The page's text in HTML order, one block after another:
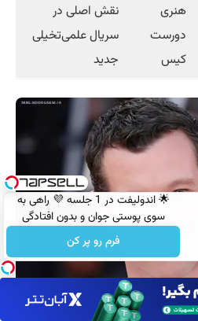
🌟 اندولیفت در 1 جلسه 💜 راهی به
سوی پوستی جوان و بدون افتادگی
فرم رو پر کن
هنری
دورست
کیس
نقش اصلی در
سریال علمی‌تخیلی
جدید